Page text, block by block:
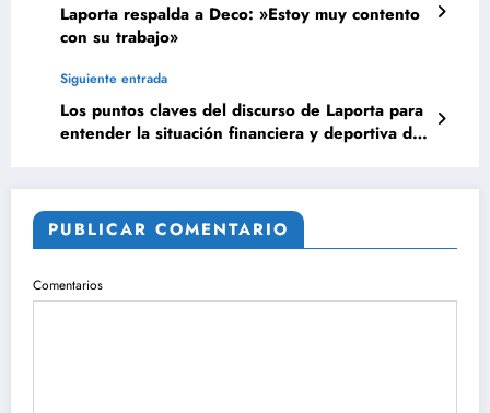
Laporta respalda a Deco: »Estoy muy contento
con su trabajo»
Siguiente entrada
Los puntos claves del discurso de Laporta para
entender la situación financiera y deportiva del
PUBLICAR COMENTARIO
Comentarios